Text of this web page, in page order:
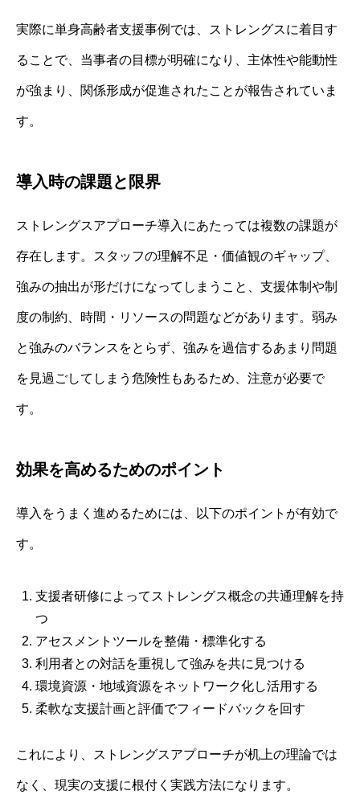
実際に単身高齢者支援事例では、ストレングスに着目す
ることで、当事者の目標が明確になり、主体性や能動性
が強まり、関係形成が促進されたことが報告されていま
す。
導入時の課題と限界
ストレングスアプローチ導入にあたっては複数の課題が
存在します。スタッフの理解不足・価値観のギャップ、
強みの抽出が形だけになってしまうこと、支援体制や制
度の制約、時間・リソースの問題などがあります。弱み
と強みのバランスをとらず、強みを過信するあまり問題
を見過ごしてしまう危険性もあるため、注意が必要で
す。
効果を高めるためのポイント
導入をうまく進めるためには、以下のポイントが有効で
す。
支援者研修によってストレングス概念の共通理解を持
つ
アセスメントツールを整備・標準化する
利用者との対話を重視して強みを共に見つける
環境資源・地域資源をネットワーク化し活用する
柔軟な支援計画と評価でフィードバックを回す
これにより、ストレングスアプローチが机上の理論では
なく、現実の支援に根付く実践方法になります。